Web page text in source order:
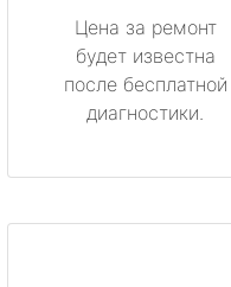
Цена за ремонт
будет известна
после бесплатной
диагностики.